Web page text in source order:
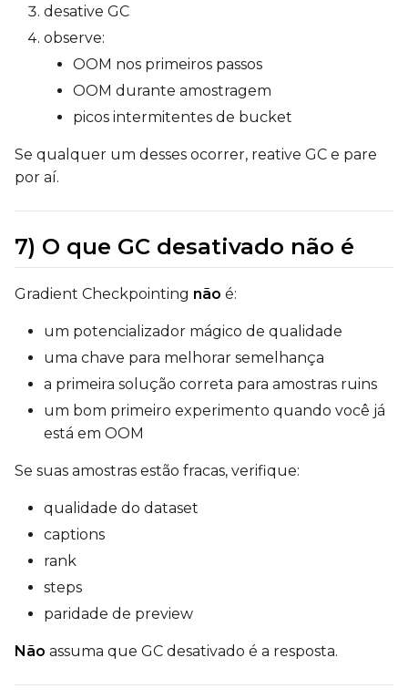
desative GC
observe:
OOM nos primeiros passos
OOM durante amostragem
picos intermitentes de bucket
Se qualquer um desses ocorrer, reative GC e pare
por aí.
7) O que GC desativado não é
Gradient Checkpointing não é:
um potencializador mágico de qualidade
uma chave para melhorar semelhança
a primeira solução correta para amostras ruins
um bom primeiro experimento quando você já
está em OOM
Se suas amostras estão fracas, verifique:
qualidade do dataset
captions
rank
steps
paridade de preview
Não assuma que GC desativado é a resposta.